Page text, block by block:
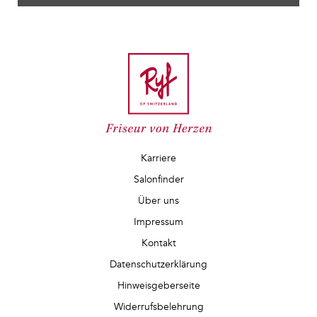
Karriere
Salonfinder
Über uns
Impressum
Kontakt
Datenschutzerklärung
Hinweisgeberseite
Widerrufsbelehrung